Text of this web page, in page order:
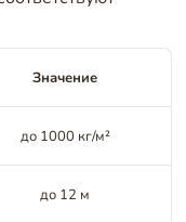
Значение
до 1000 кг/м²
до 12 м